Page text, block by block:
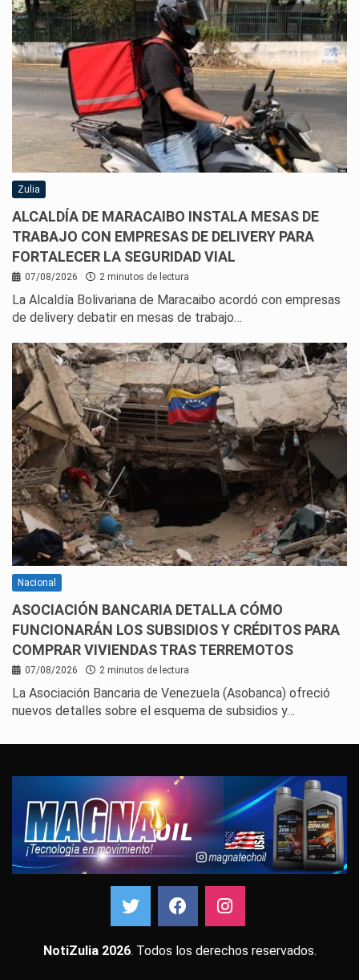
Zulia
ALCALDÍA DE MARACAIBO INSTALA MESAS DE
TRABAJO CON EMPRESAS DE DELIVERY PARA
FORTALECER LA SEGURIDAD VIAL
07/08/2026 2 minutos de lectura
La Alcaldía Bolivariana de Maracaibo acordó con empresas
de delivery debatir en mesas de trabajo…
Nacional
ASOCIACIÓN BANCARIA DETALLA CÓMO
FUNCIONARÁN LOS SUBSIDIOS Y CRÉDITOS PARA
COMPRAR VIVIENDAS TRAS TERREMOTOS
07/08/2026 2 minutos de lectura
La Asociación Bancaria de Venezuela (Asobanca) ofreció
nuevos detalles sobre el esquema de subsidios y…
NotiZulia 2026. Todos los derechos reservados.